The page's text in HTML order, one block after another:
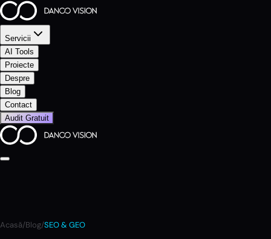
Servicii
AI Tools
Proiecte
Despre
Blog
Contact
Audit Gratuit
Acasă/Blog/SEO & GEO